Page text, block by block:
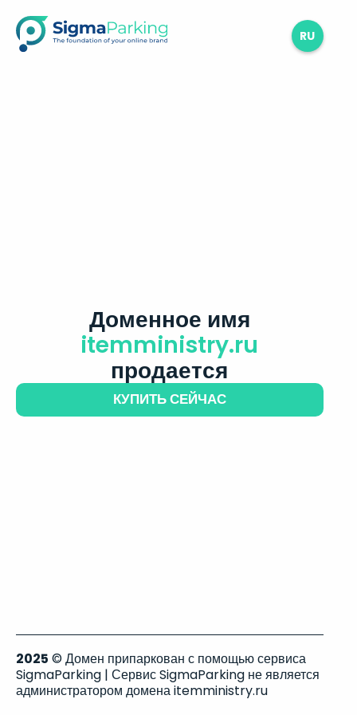
RU
Доменное имя
itemministry.ru
продается
КУПИТЬ СЕЙЧАС
2025 © Домен припаркован с помощью сервиса
SigmaParking | Сервис SigmaParking не является
администратором домена itemministry.ru